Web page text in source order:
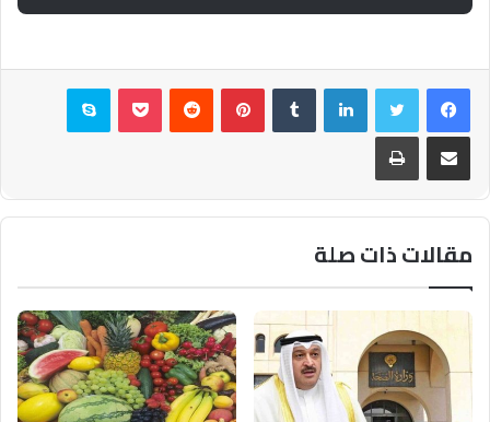
فيسبوكتويتر لينكدإن بينتيريست بوكيت سكايب
مشاركة عبر البريد طباعة
مقالات ذات صلة